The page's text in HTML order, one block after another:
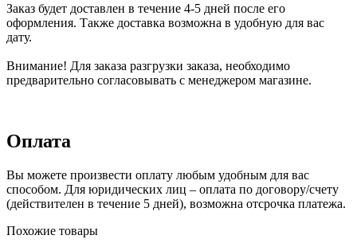
Заказ будет доставлен в течение 4-5 дней после его
оформления. Также доставка возможна в удобную для вас
дату.
Внимание! Для заказа разгрузки заказа, необходимо
предварительно согласовывать с менеджером магазине.
Оплата
Вы можете произвести оплату любым удобным для вас
способом. Для юридических лиц – оплата по договору/счету
(действителен в течение 5 дней), возможна отсрочка платежа.
Похожие товары